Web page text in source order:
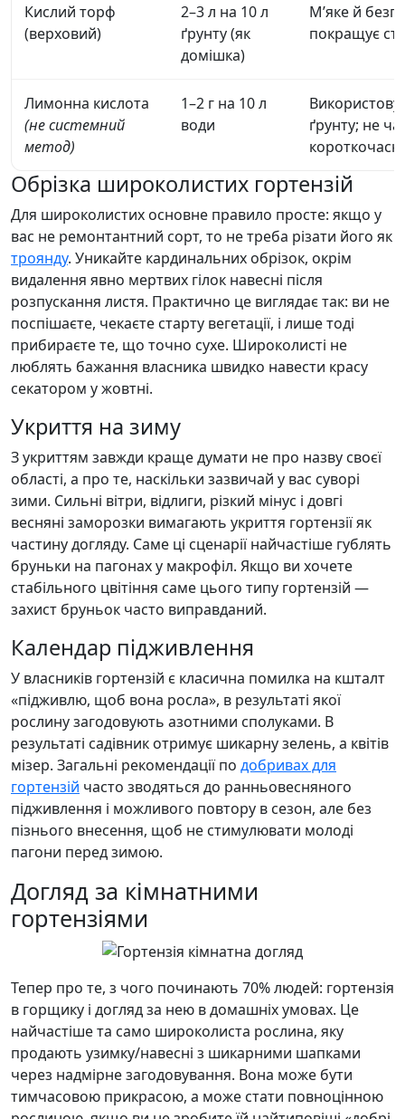
Кислий торф
(верховий)
2–3 л на 10 л
ґрунту (як
домішка)
М’яке й
покращує
Лимонна кислота
(не системний
метод)
1–2 г на 10 л
води
ґрунту; не
Обрізка широколистих гортензій
Для широколистих основне правило просте: якщо у
вас не ремонтантний сорт, то не треба різати його як
троянду. Уникайте кардинальних обрізок, окрім
видалення явно мертвих гілок навесні після
розпускання листя. Практично це виглядає так: ви не
поспішаєте, чекаєте старту вегетації, і лише тоді
прибираєте те, що точно сухе. Широколисті не
люблять бажання власника швидко навести красу
секатором у жовтні.
Укриття на зиму
З укриттям завжди краще думати не про назву своєї
області, а про те, наскільки зазвичай у вас суворі
зими. Сильні вітри, відлиги, різкий мінус і довгі
весняні заморозки вимагають укриття гортензії як
частину догляду. Саме ці сценарії найчастіше гублять
бруньки на пагонах у макрофіл. Якщо ви хочете
стабільного цвітіння саме цього типу гортензій —
захист бруньок часто виправданий.
Календар підживлення
У власників гортензій є класична помилка на кшталт
«підживлю, щоб вона росла», в результаті якої
рослину загодовують азотними сполуками. В
результаті садівник отримує шикарну зелень, а квітів
мізер. Загальні рекомендації по добривах для
гортензій часто зводяться до ранньовесняного
підживлення і можливого повтору в сезон, але без
пізнього внесення, щоб не стимулювати молоді
пагони перед зимою.
Догляд за кімнатними
гортензіями
Тепер про те, з чого починають 70% людей: гортензія
в горщику і догляд за нею в домашніх умовах. Це
найчастіше та само широколиста рослина, яку
продають узимку/навесні з шикарними шапками
через надмірне загодовування. Вона може бути
тимчасовою прикрасою, а може стати повноцінною